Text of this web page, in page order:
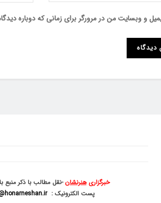
و وبسایت من در مرورگر برای زمانی که دوباره
خبرگزاریهنرنشان-نقل مطالب با ذکر منبع
پست الکترونیک :